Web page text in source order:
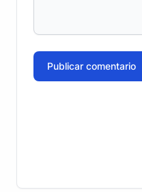
Publicar comentario